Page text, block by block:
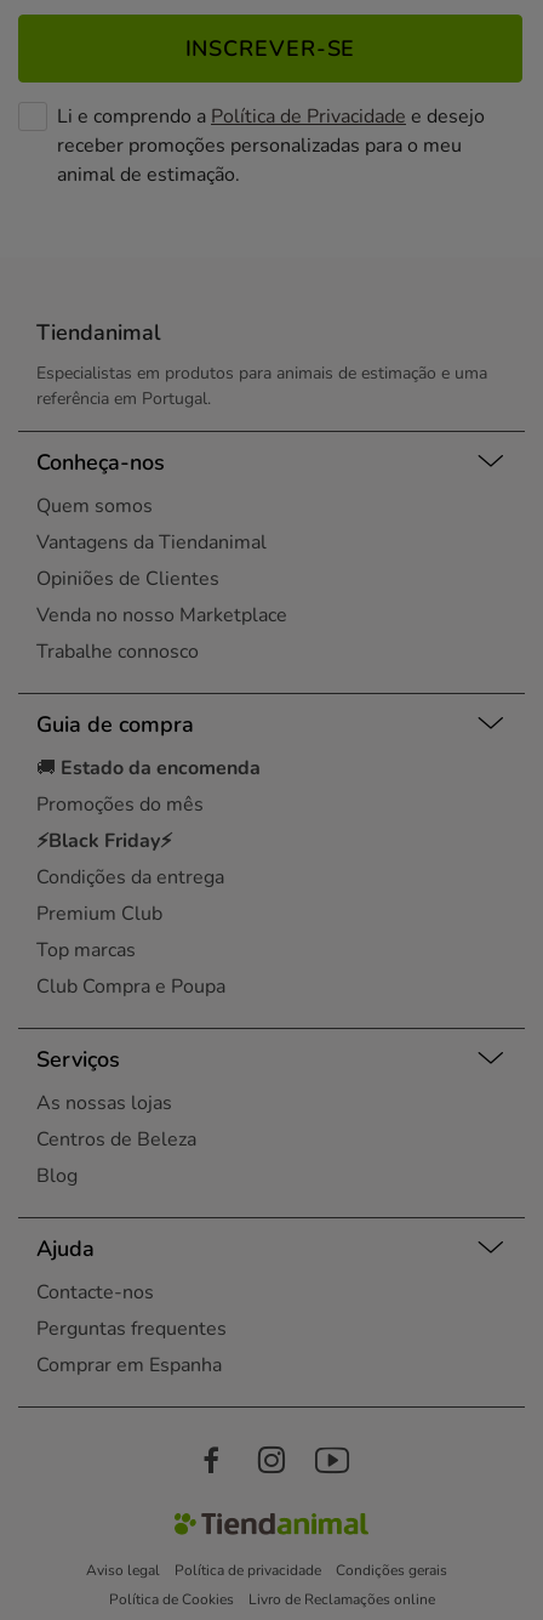
INSCREVER-SE
Li e comprendo a Política de Privacidade e desejo
receber promoções personalizadas para o meu
animal de estimação.
Tiendanimal
Especialistas em produtos para animais de estimação e uma
referência em Portugal.
Conheça-nos
Quem somos
Vantagens da Tiendanimal
Opiniões de Clientes
Venda no nosso Marketplace
Trabalhe connosco
Guia de compra
🚚 Estado da encomenda
Promoções do mês
⚡Black Friday⚡
Condições da entrega
Premium Club
Top marcas
Club Compra e Poupa
Serviços
As nossas lojas
Centros de Beleza
Blog
Ajuda
Contacte-nos
Perguntas frequentes
Comprar em Espanha
Aviso legal Política de privacidade
Condições gerais
Política de Cookies
Livro de Reclamações online